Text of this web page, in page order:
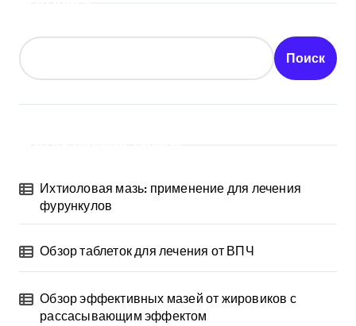
Поиск
Ихтиоловая мазь: применение для лечения
фурункулов
Обзор таблеток для лечения от ВПЧ
Обзор эффективных мазей от жировиков с
рассасывающим эффектом